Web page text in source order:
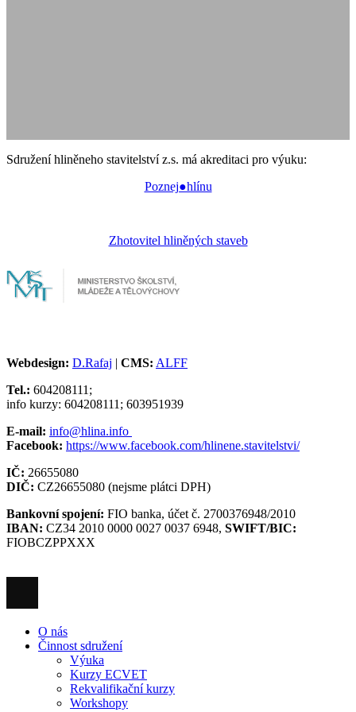
Sdružení hliněneho stavitelství z.s. má akreditaci pro výuku:
Poznej●hlínu
Zhotovitel hliněných staveb
Webdesign: D.Rafaj | CMS: ALFF
Tel.: 604208111;
info kurzy: 604208111; 603951939
E-mail: info@hlina.info
Facebook: https://www.facebook.com/hlinene.stavitelstvi/
IČ: 26655080
DIČ: CZ26655080 (nejsme plátci DPH)
Bankovní spojení: FIO banka, účet č. 2700376948/2010
IBAN: CZ34 2010 0000 0027 0037 6948, SWIFT/BIC:
FIOBCZPPXXX
O nás
Činnost sdružení
Výuka
Kurzy ECVET
Rekvalifikační kurzy
Workshopy